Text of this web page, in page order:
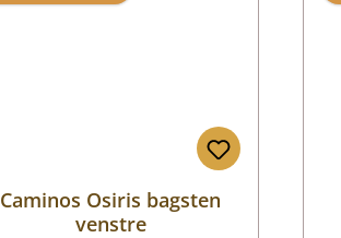
Caminos Osiris bagsten
venstre